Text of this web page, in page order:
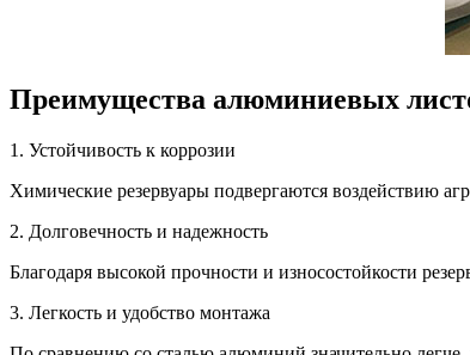
Преимущества алюминиевых
1. Устойчивость к коррозии
Химические резервуары подвергаются воздействию
2. Долговечность и надежность
Благодаря высокой прочности и износостойкости
3. Легкость и удобство монтажа